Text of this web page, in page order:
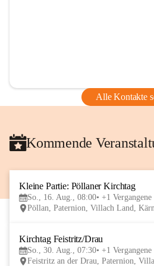
Alle Kontakte
Kommende
Kleine Partie: Pöllaner Kirchtag
So., 16. Aug., 08:00 +1 Vergangene
Pöllan, Paternion, Villach Land,
Kirchtag Feistritz/Drau
So., 30. Aug., 07:30 +1 Vergangene
Feistritz an der Drau, Paternion,